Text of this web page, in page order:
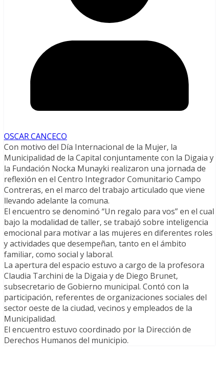
OSCAR CANCECO
Con motivo del Día Internacional de la Mujer, la
Municipalidad de la Capital conjuntamente con la Digaia y
la Fundación Nocka Munayki realizaron una jornada de
reflexión en el Centro Integrador Comunitario Campo
Contreras, en el marco del trabajo articulado que viene
llevando adelante la comuna.
El encuentro se denominó “Un regalo para vos” en el cual
bajo la modalidad de taller, se trabajó sobre inteligencia
emocional para motivar a las mujeres en diferentes roles
y actividades que desempeñan, tanto en el ámbito
familiar, como social y laboral.
La apertura del espacio estuvo a cargo de la profesora
Claudia Tarchini de la Digaia y de Diego Brunet,
subsecretario de Gobierno municipal. Contó con la
participación, referentes de organizaciones sociales del
sector oeste de la ciudad, vecinos y empleados de la
Municipalidad.
El encuentro estuvo coordinado por la Dirección de
Derechos Humanos del municipio.